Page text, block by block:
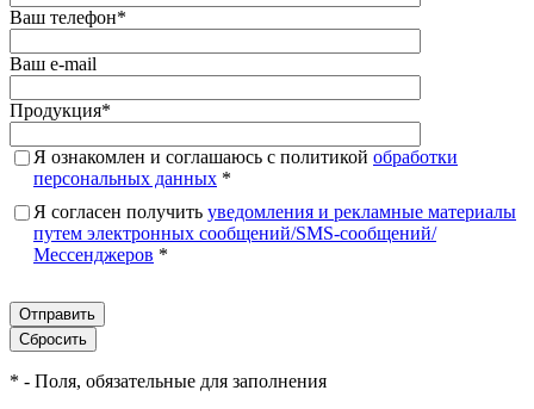
Ваш телефон*
Ваш e-mail
Продукция*
Я ознакомлен и соглашаюсь с политикой обработки
персональных данных *
Я согласен получить уведомления и рекламные материалы
путем электронных сообщений/SMS-сообщений/
Мессенджеров *
* - Поля, обязательные для заполнения